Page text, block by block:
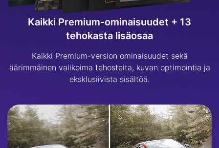
Kaikki Premium-ominaisuudet + 13
tehokasta lisäosaa
Kaikki Premium-version ominaisuudet sekä
äärimmäinen valikoima tehosteita, kuvan optimointia ja
eksklusiivista sisältöä.